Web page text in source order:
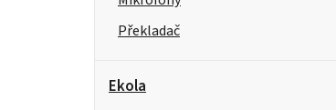
Překladač
Ekola